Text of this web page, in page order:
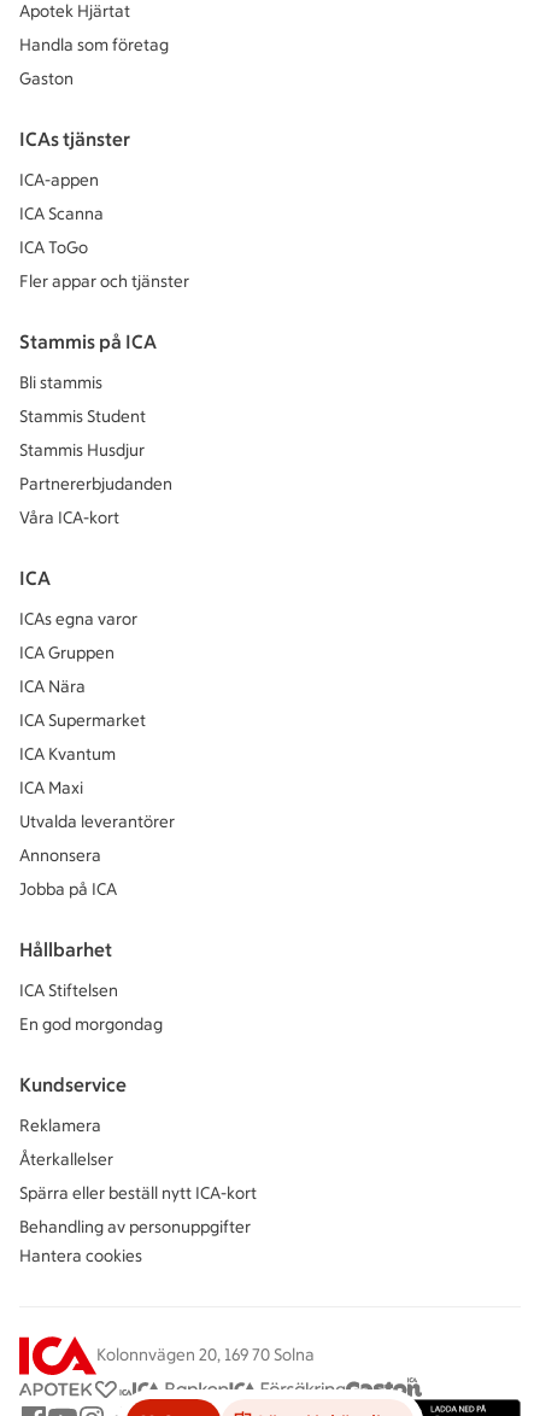
Apotek Hjärtat
Handla som företag
Gaston
ICAs tjänster
ICA-appen
ICA Scanna
ICA ToGo
Fler appar och tjänster
Stammis på ICA
Bli stammis
Stammis Student
Stammis Husdjur
Partnererbjudanden
Våra ICA-kort
ICA
ICAs egna varor
ICA Gruppen
ICA Nära
ICA Supermarket
ICA Kvantum
ICA Maxi
Utvalda leverantörer
Annonsera
Jobba på ICA
Hållbarhet
ICA Stiftelsen
En god morgondag
Kundservice
Reklamera
Återkallelser
Spärra eller beställ nytt ICA-kort
Behandling av personuppgifter
Hantera cookies
Kolonnvägen 20, 169 70 Solna